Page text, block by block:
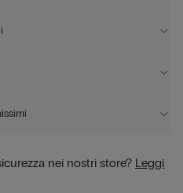
nei nostri store? Leggi